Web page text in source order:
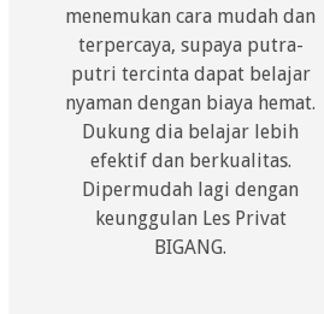
menemukan cara mudah dan
terpercaya, supaya putra-
putri tercinta dapat belajar
nyaman dengan biaya hemat.
Dukung dia belajar lebih
efektif dan berkualitas.
Dipermudah lagi dengan
keunggulan Les Privat
BIGANG.